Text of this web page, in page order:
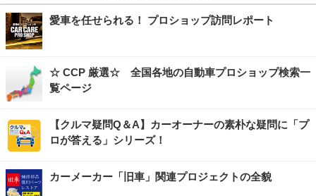
愛車を任せられる！ プロショップ訪問レポート
☆ CCP 厳選☆ 全国各地の自動車プロショップ検索一
覧ページ
【クルマ疑問Q＆A】カーオーナーの素朴な疑問に「プ
ロが答える」シリーズ！
カーメーカー「旧車」関連プロジェクトの全貌